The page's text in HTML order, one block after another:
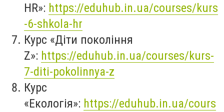
HR»: https://eduhub.in.ua/courses/kurs
-6-shkola-hr
Курс «Діти покоління
Z»: https://eduhub.in.ua/courses/kurs-
7-diti-pokolinnya-z
Курс
«Екологія»: https://eduhub.in.ua/cours